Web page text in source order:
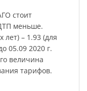
стоит
меньше.
лет) – 1.93 (для
05.09 2020 г.
величина
тарифов.